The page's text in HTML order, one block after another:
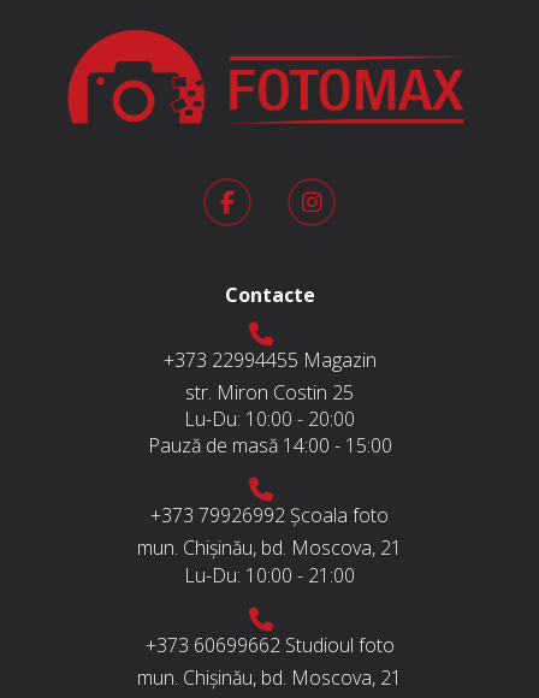
Contacte
+373 22994455 Magazin
str. Miron Costin 25
Lu-Du: 10:00 - 20:00
Pauză de masă 14:00 - 15:00
+373 79926992 Școala foto
mun. Chișinău, bd. Moscova, 21
Lu-Du: 10:00 - 21:00
+373 60699662 Studioul foto
mun. Chișinău, bd. Moscova, 21